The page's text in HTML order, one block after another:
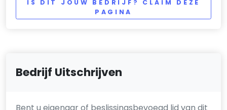
IS DIT JOUW BEDRIJF? CLAIM DEZE
PAGINA
Bedrijf Uitschrijven